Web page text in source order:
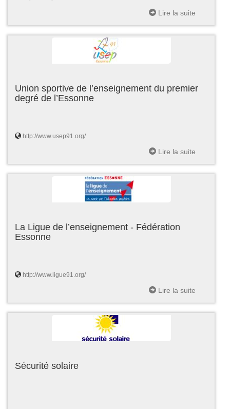
Lire la suite
Union sportive de l’enseignement du premier
degré de l’Essonne
http://www.usep91.org/
Lire la suite
La Ligue de l’enseignement - Fédération
Essonne
http://www.ligue91.org/
Lire la suite
Sécurité solaire